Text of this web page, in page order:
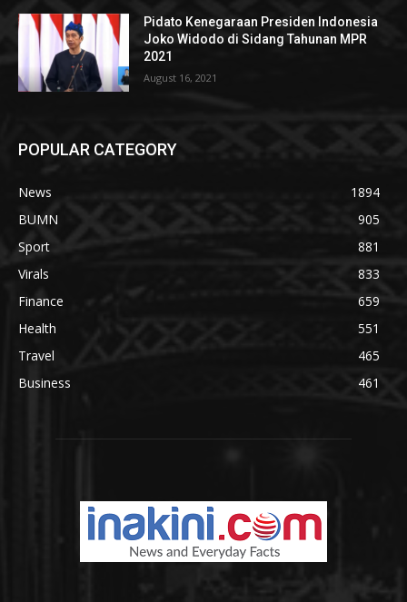
Pidato Kenegaraan Presiden Indonesia
Joko Widodo di Sidang Tahunan MPR
2021
August 16, 2021
POPULAR CATEGORY
News
1894
BUMN
905
Sport
881
Virals
833
Finance
659
Health
551
Travel
465
Business
461